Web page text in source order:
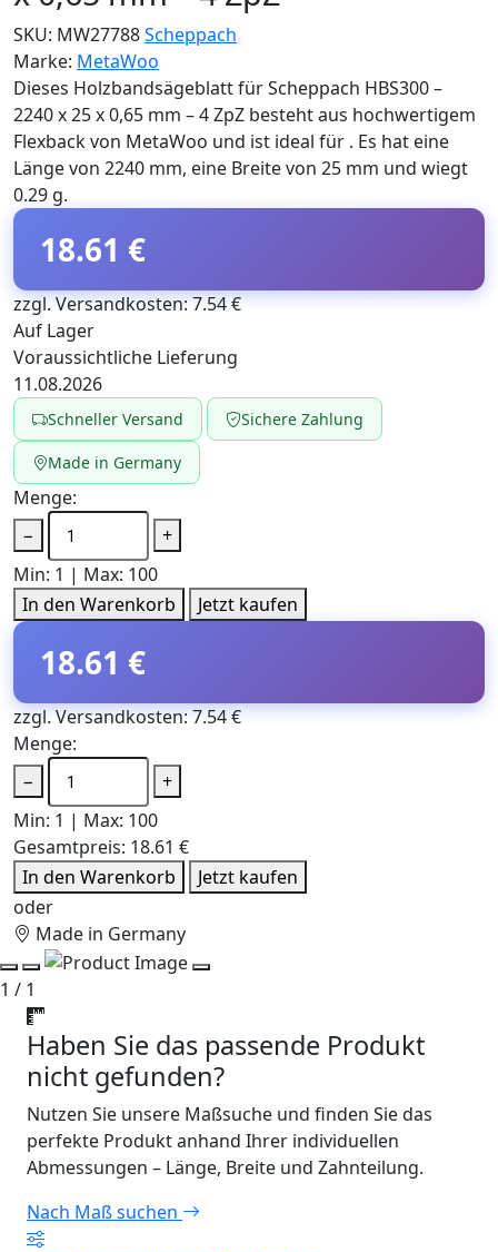
SKU: MW27788Scheppach
Marke: MetaWoo
Dieses Holzbandsägeblatt für Scheppach HBS300 –
2240 x 25 x 0,65 mm – 4 ZpZ besteht aus hochwertigem
Flexback von MetaWoo und ist ideal für . Es hat eine
Länge von 2240 mm, eine Breite von 25 mm und wiegt
0.29 g.
18.61 €
zzgl. Versandkosten: 7.54 €
Auf Lager
Voraussichtliche Lieferung
11.08.2026
Schneller Versand Sichere Zahlung
Made in Germany
Menge:
−
+
Min: 1 | Max: 100
In den Warenkorb
Jetzt kaufen
18.61 €
zzgl. Versandkosten: 7.54 €
Menge:
−
+
Min: 1 | Max: 100
Gesamtpreis: 18.61 €
In den Warenkorb
Jetzt kaufen
oder
Made in Germany
1 / 1
Haben Sie das passende Produkt
nicht gefunden?
Nutzen Sie unsere Maßsuche und finden Sie das
perfekte Produkt anhand Ihrer individuellen
Abmessungen – Länge, Breite und Zahnteilung.
Nach Maß suchen